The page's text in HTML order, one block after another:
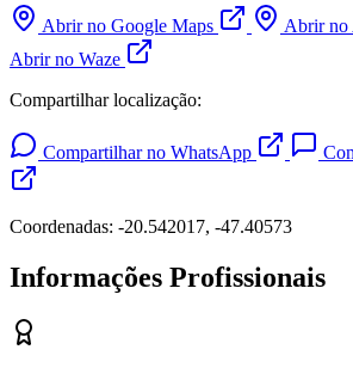
Abrir no Google Maps
Abrir no
Abrir no Waze
Compartilhar localização:
Compartilhar no WhatsApp
Coordenadas: -20.542017, -47.40573
Informações Profissionais